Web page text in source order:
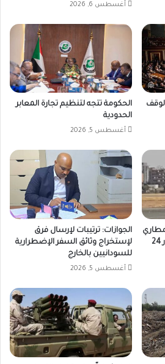
أغسطس 6, 2026
لوقف
الحكومة تتجه لتنظيم تجارة المعابر
الحدودية
أغسطس 5, 2026
بورتسودان والخرطوم على مدار 24
الجوازات: ترتيبات لإرسال فرق
لإستخراج وثائق السفر الإضطرارية
للسودانيين بالخارج
أغسطس 5, 2026